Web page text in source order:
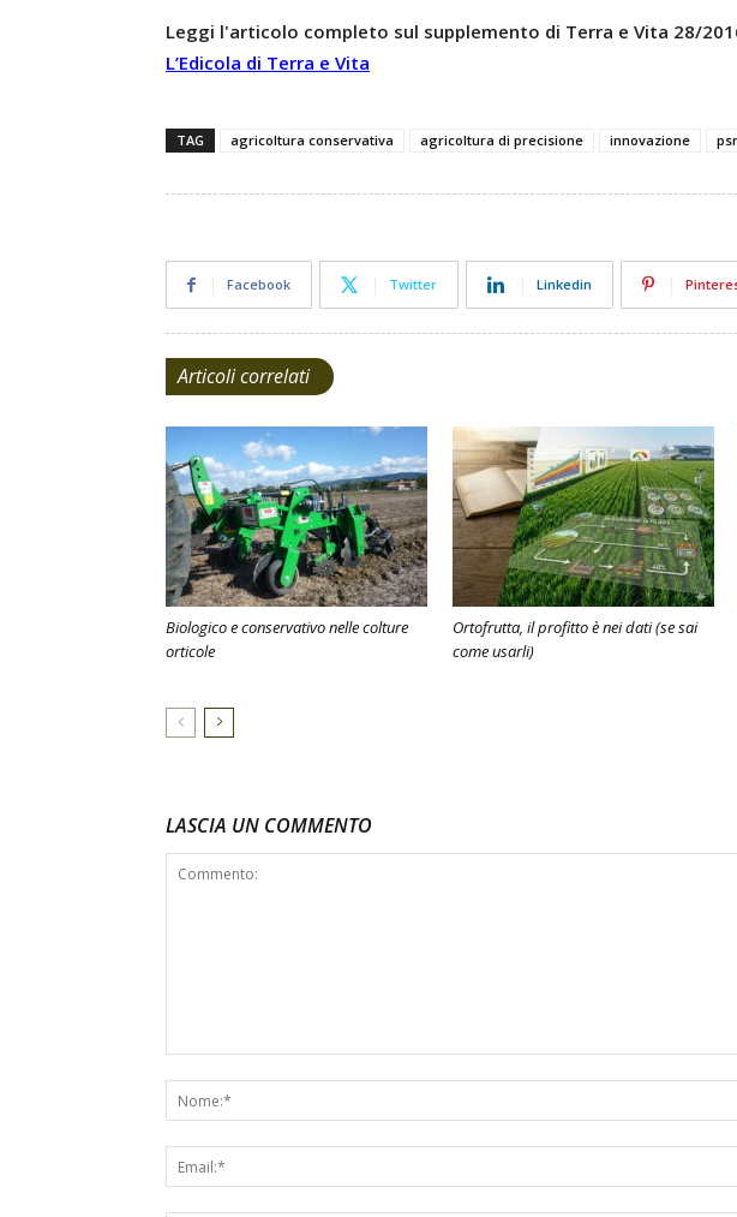
Leggi l'articolo completo sul supplemento di Terra e Vita 28/
L’Edicola di Terra e Vita
TAG agricoltura conservativa agricoltura di precisione innovazione psr
Facebook Twitter Linkedin
Articoli correlati
Biologico e conservativo nelle colture
orticole
Ortofrutta, il profitto è nei dati (se sai
come usarli)
LASCIA UN COMMENTO